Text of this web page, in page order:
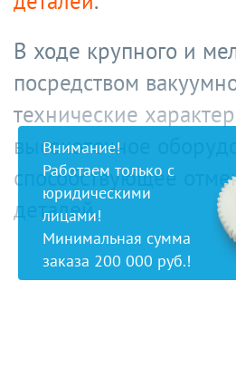
В ходе крупного и
посредством
технические
высокоточное
способствующее
деталей.
Внимание!
Работаем только с
юридическими
лицами!
Минимальная сумма
заказа 200 000 руб.!